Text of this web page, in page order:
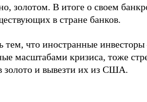
золотом. В итоге о своем
в стране банков.
тем, что иностранные инвесторы
масштабами кризиса, тоже
золото и вывезти их из США.